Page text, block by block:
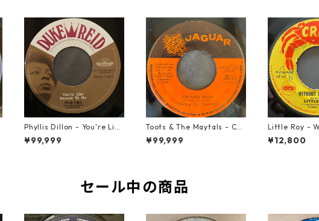
Phyllis Dillon - You're Like
Heaven To Me【7-21913】
¥99,999
Toots & The Maytals - Cou
ntry Road【7-21951】
¥99,999
Little Roy -
ove【7-21990
¥12,800
セール中の商品